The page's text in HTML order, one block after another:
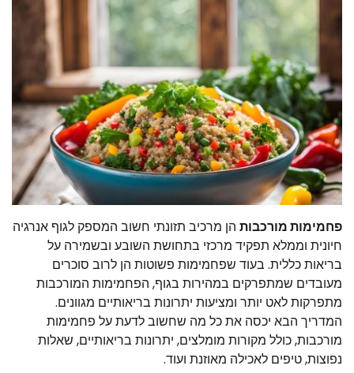
פחמימות מורכבות הן מרכיב תזונתי חשוב המספק לגוף אנרגיה
חיונית וממלא תפקיד מרכזי בתחושת השובע ובשמירה על
בריאות כללית. בעוד שפחמימות פשוטות הן לרוב סוכרים
מעובדים שמתפרקים במהירות בגוף, הפחמימות המורכבות
מתפרקות לאט יותר ומציעות יתרונות בריאותיים מגוונים.
המדריך הבא יכסה את כל מה שחשוב לדעת על פחמימות
מורכבות, כולל מקורות מומלצים, יתרונות בריאותיים, שאלות
נפוצות, טיפים לאכילה מאוזנת ועוד.